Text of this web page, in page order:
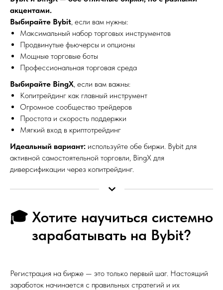
акцентами.
Выбирайте Bybit, если вам нужны:
Максимальный набор торговых инструментов
Продвинутые фьючерсы и опционы
Мощные торговые боты
Профессиональная торговая среда
Выбирайте BingX, если вам важны:
Копитрейдинг как главный инструмент
Огромное сообщество трейдеров
Простота и скорость поддержки
Мягкий вход в криптотрейдинг
Идеальный вариант: используйте обе биржи. Bybit для
активной самостоятельной торговли, BingX для
диверсификации через копитрейдинг.
🎓 Хотите научиться системно
зарабатывать на Bybit?
Регистрация на бирже — это только первый шаг. Настоящий
заработок начинается с правильных стратегий и их